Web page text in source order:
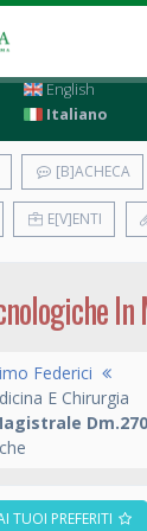
English
Italiano
[B]ACHECA
E[V]ENTI
In
Federici
E Chirurgia
TUOI PREFERITI